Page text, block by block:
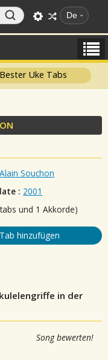
De
Bester Uke Tabs
Alain Souchon
: 2001
und 1 Akkorde)
Tab hinzufügen
in der
Song bewerten!